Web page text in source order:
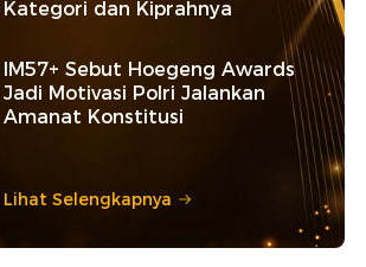
Kategori dan Kiprahnya
IM57+ Sebut Hoegeng Awards
Jadi Motivasi Polri Jalankan
Amanat Konstitusi
Lihat Selengkapnya